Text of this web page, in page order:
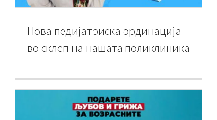
Нова педијатриска ординација
во склоп на нашата поликлиника